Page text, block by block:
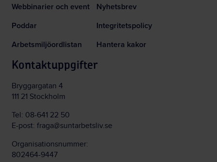
Webbinarier och event
Poddar
Arbetsmiljöordlistan
Nyhetsbrev
Integritetspolicy
Hantera kakor
Kontaktuppgifter
Bryggargatan 4
111 21 Stockholm
Tel: 08-641 22 50
E-post: fraga@suntarbetsliv.se
Organisationsnummer:
802464-9447